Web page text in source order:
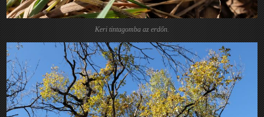
Keri tintagomba az erdőn.